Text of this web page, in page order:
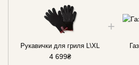
Рукавички для гриля L\XL
4 699₴